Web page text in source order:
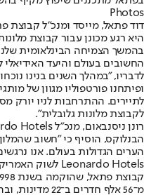
Photos
דוד פתאל, מייסד ומנכ"ל קבוצת
היא רגע מכונן עבור קבוצת
בהמשך הצמיחה הבינלאומית
החשובים בעולם והיעד
לדבריו, "במהלך השנים בנינו
ופיתחנו פורטפוליו מגוון של
לתיירים. ההתרחבות לניו
לקבוצת מלונות גלובלית".
הבנלוקס, הוסיף כי "חשוב
הערים הגדולות בעולם. אנו
Leonardo Hotels לשוק האמריקאי ורואים פוטנציאל משמעותי בנכס".
מ־56 אלף חדרים